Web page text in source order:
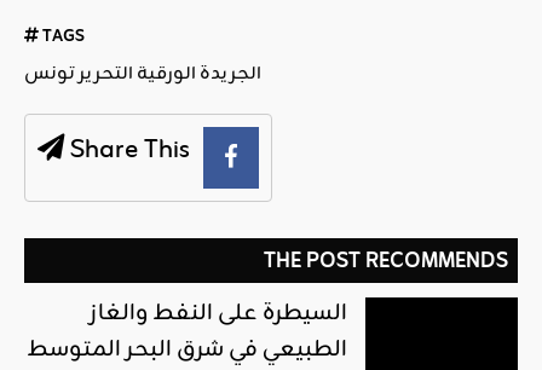
TAGS
الجريدة الورقية التحرير تونس
Share This
THE POST RECOMMENDS
السيطرة على النفط والغاز
الطبيعي في شرق البحر المتوسط